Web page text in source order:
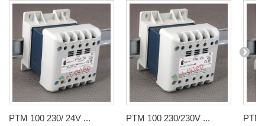
PTM 100 230/ 24V ... PTM 100 230/230V ... PTM